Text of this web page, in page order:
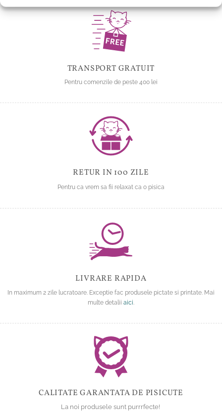
TRANSPORT GRATUIT
Pentru comenzile de peste 400 lei
RETUR IN 100 ZILE
Pentru ca vrem sa fii relaxat ca o pisica
LIVRARE RAPIDA
In maximum 2 zile lucratoare. Exceptie fac produsele pictate si printate. Mai
multe detalii aici
CALITATE GARANTATA DE PISICUTE
La noi produsele sunt purrrfecte!